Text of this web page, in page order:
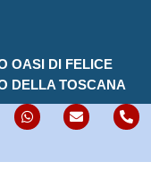
OASI DI FELICE
DELLA TOSCANA
  